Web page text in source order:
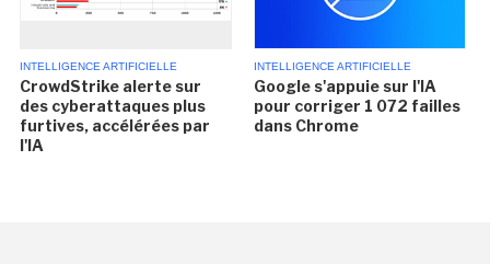
INTELLIGENCE ARTIFICIELLE
CrowdStrike alerte sur
des cyberattaques plus
furtives, accélérées par
l'IA
INTELLIGENCE ARTIFICIELLE
Google s'appuie sur l'IA
pour corriger 1 072 failles
dans Chrome